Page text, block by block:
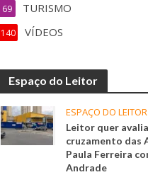
TURISMO
69
VÍDEOS
140
Espaço do Leitor
ESPAÇO DO LEITOR
Leitor quer
cruzamento das
Paula Ferreira
Andrade